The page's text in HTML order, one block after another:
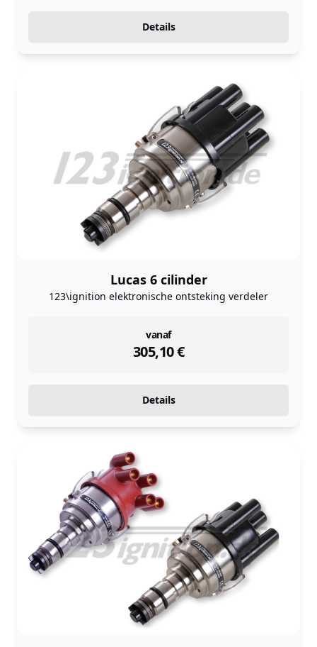
Details
Lucas 6 cilinder
123\ignition elektronische ontsteking verdeler
vanaf
305,10€
instock
Details